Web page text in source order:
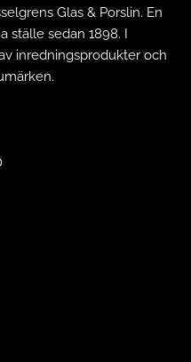
Glas & Porslin. En
ställe sedan 1898. I
inredningsprodukter och